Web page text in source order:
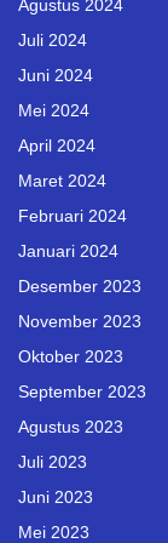
Agustus 2024
Juli 2024
Juni 2024
Mei 2024
April 2024
Maret 2024
Februari 2024
Januari 2024
Desember 2023
November 2023
Oktober 2023
September 2023
Agustus 2023
Juli 2023
Juni 2023
Mei 2023